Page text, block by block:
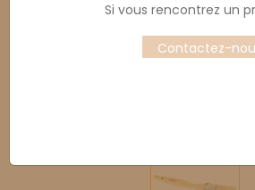
Si vous rencontrez un
Contactez-